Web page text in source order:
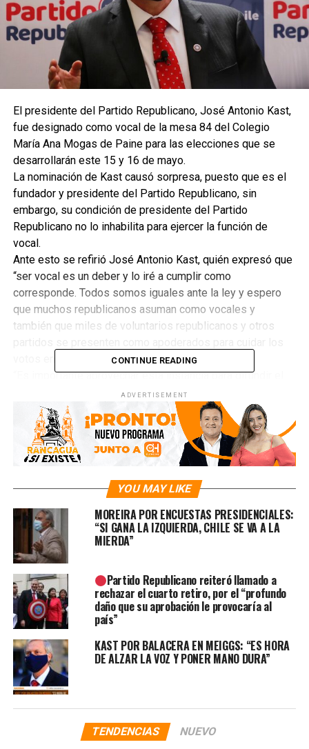
El presidente del Partido Republicano, José Antonio Kast,
fue designado como vocal de la mesa 84 del Colegio
María Ana Mogas de Paine para las elecciones que se
desarrollarán este 15 y 16 de mayo.
La nominación de Kast causó sorpresa, puesto que es el
fundador y presidente del Partido Republicano, sin
embargo, su condición de presidente del Partido
Republicano no lo inhabilita para ejercer la función de
vocal.
Ante esto se refirió José Antonio Kast, quién expresó que
“ser vocal es un deber y lo iré a cumplir como
corresponde. Todos somos iguales ante la ley y espero
que muchos republicanos asuman como vocales y
también que miles de voluntarios republicanos y otros
votos en esta elección”.
“Es importante aprovechar esta instancia para difundir el
proceso y incentivar a que sean millones los chilenos que
vayan a votar y que también muchos se sumen como
apoderados para resguardar la transparencia de este acto
electoral” finalizó.
KAST
COPA AMÉRICA 2021: CHILE ES UNA OPCIÓN
DON'T MISS
MIIKO ALBORNOZ SUFRIÓ DESGARRO Y ESTARÁ AUSENTE
TRES SEMANAS DE COLO COLO
CONTINUE READING
ADVERTISEMENT
YOU MAY LIKE
MOREIRA POR ENCUESTAS PRESIDENCIALES:
“SI GANA LA IZQUIERDA, CHILE SE VA A LA
MIERDA”
Partido Republicano reiteró llamado a
rechazar el cuarto retiro, por el “profundo
daño que su aprobación le provocaría al
país”
KAST POR BALACERA EN MEIGGS: “ES HORA
DE ALZAR LA VOZ Y PONER MANO DURA”
TENDENCIAS NUEVO